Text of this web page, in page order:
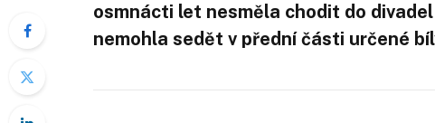
osmnácti let nesměla chodit do
nemohla sedět v přední části určené